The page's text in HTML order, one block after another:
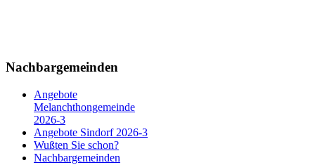
Nachbargemeinden
Angebote
Melanchthongemeinde
2026-3
Angebote Sindorf 2026-3
Wußten Sie schon?
Nachbargemeinden